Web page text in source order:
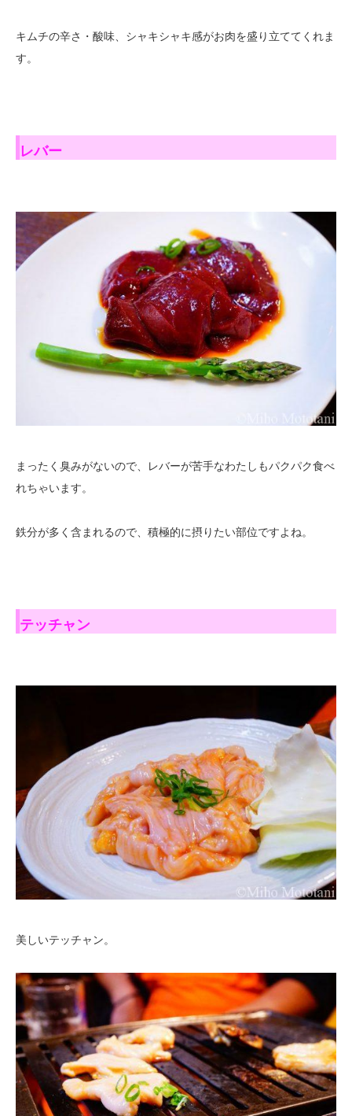
キムチの辛さ・酸味、シャキシャキ感がお肉を盛り立ててくれま
す。
レバー
まったく臭みがないので、レバーが苦手なわたしもパクパク食べ
れちゃいます。
鉄分が多く含まれるので、積極的に摂りたい部位ですよね。
テッチャン
美しいテッチャン。